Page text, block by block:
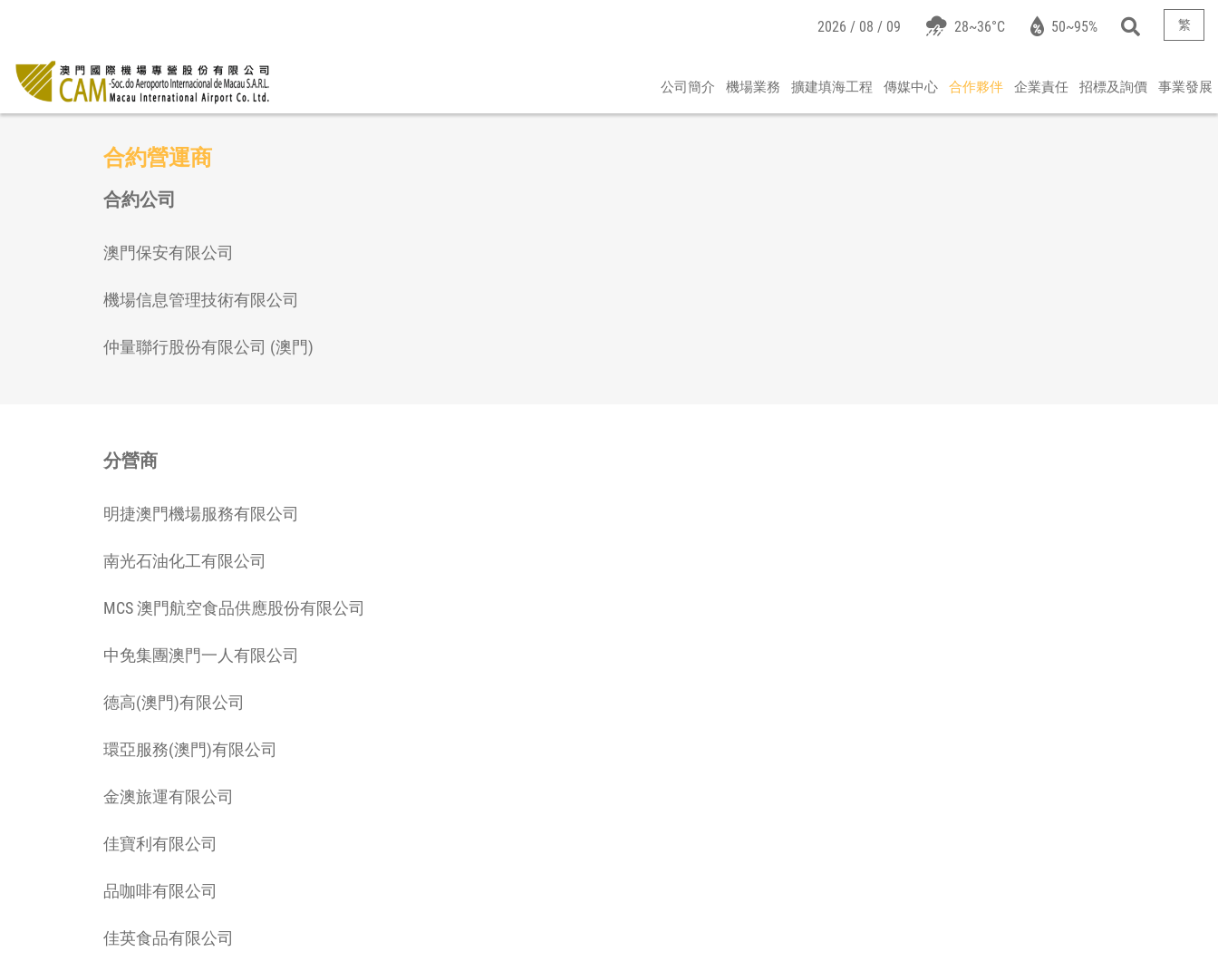
2026 / 08 / 09 28~36°C 50~95% 繁
公司簡介 機場業務 擴建填海工程 傳媒中心 合作夥伴 企業責任 招標及詢價 事業發展
合約營運商
合約公司
澳門保安有限公司
機場信息管理技術有限公司
仲量聯行股份有限公司 (澳門)
分營商
明捷澳門機場服務有限公司
南光石油化工有限公司
MCS 澳門航空食品供應股份有限公司
中免集團澳門一人有限公司
德高(澳門)有限公司
環亞服務(澳門)有限公司
金澳旅運有限公司
佳寶利有限公司
品咖啡有限公司
佳英食品有限公司